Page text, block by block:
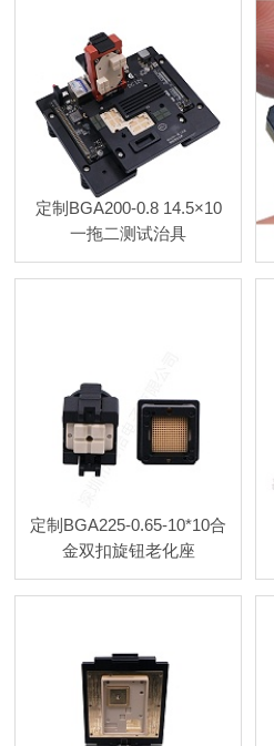
定制BGA200-0.8 14.5×10
一拖二测试治具
定制BGA225-0.65-10*10合
金双扣旋钮老化座